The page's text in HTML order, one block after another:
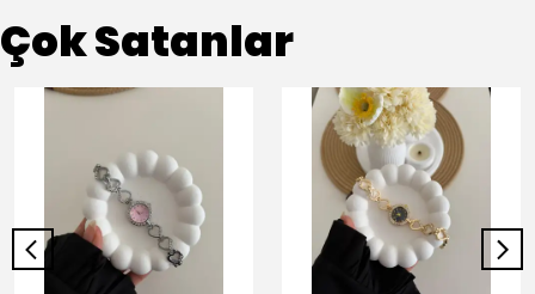
Çok Satanlar